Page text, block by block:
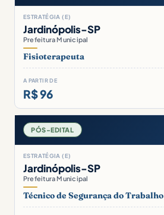
ESTRATÉGIA (E)
Jardinópolis-SP
Prefeitura Municipal
Fisioterapeuta
A PARTIR DE
R$ 96
PÓS-EDITAL
ESTRATÉGIA (E)
Jardinópolis-SP
Prefeitura Municipal
Técnico de Segurança do Trabalho